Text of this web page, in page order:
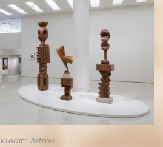
Kredit : Artmo